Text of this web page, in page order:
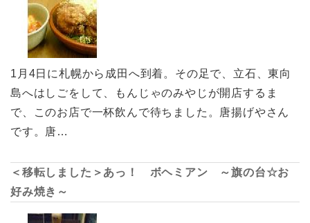
1月4日に札幌から成田へ到着。その足で、立石、東向
島へはしごをして、もんじゃのみやじが開店するま
で、このお店で一杯飲んで待ちました。唐揚げやさん
です。唐…
＜移転しました＞あっ！ ボヘミアン ～旗の台☆お
好み焼き～